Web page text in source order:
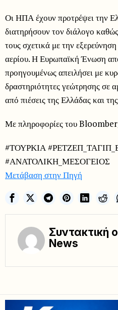
Οι ΗΠΑ έχουν προτρέψει την
διατηρήσουν τον διάλογο
τους σχετικά με την
αερίου. Η Ευρωπαϊκή Ένωση
προηγουμένως απειλήσει με
δραστηριότητες γεώτρησης σε
από πιέσεις της Ελλάδας και
Με πληροφορίες του
#ΤΟΥΡΚΙΑ
#ΑΝΑΤΟΛΙΚΗ_ΜΕΣΟΓΕΙΟΣ
Μετάβαση στην Πηγή
Συντακτική
News